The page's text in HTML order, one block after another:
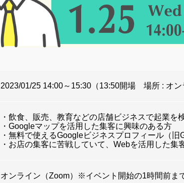
2023/01/25 14:00～15:30 （13:50開場 場所 : オン
・飲食、販売、教育などの店舗ビジネスで起業を
・Googleマップを活用した集客に興味のある方
・無料で使えるGoogleビジネスプロフィール（
・お店の集客に苦戦していて、Webを活用した集
オンライン（Zoom）※イベント開始の1時間前ま